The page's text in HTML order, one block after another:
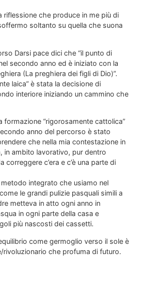
riflessione che produce in me più di
soltanto su quella che suona
Darsi pace dici che “il punto di
secondo anno ed è iniziato con la
(La preghiera dei figli di Dio)”.
laica” è stata la decisione di
interiore iniziando un cammino che
formazione “rigorosamente cattolica”
anno del percorso è stato
che nella mia contestazione in
in ambito lavorativo, pur dentro
correggere c’era e c’è una parte di
integrato che usiamo nel
le grandi pulizie pasquali simili a
metteva in atto ogni anno in
in ogni parte della casa e
più nascosti dei cassetti.
come germoglio verso il sole è
rivoluzionario che profuma di futuro.